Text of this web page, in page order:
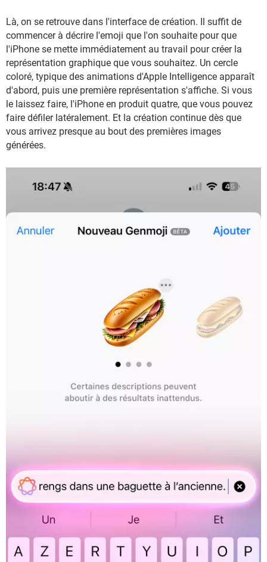
Là, on se retrouve dans l'interface de création. Il suffit de
commencer à décrire l'emoji que l'on souhaite pour que
l'iPhone se mette immédiatement au travail pour créer la
représentation graphique que vous souhaitez. Un cercle
coloré, typique des animations d'Apple Intelligence apparaît
d'abord, puis une première représentation s'affiche. Si vous
le laissez faire, l'iPhone en produit quatre, que vous pouvez
faire défiler latéralement. Et la création continue dès que
vous arrivez presque au bout des premières images
générées.